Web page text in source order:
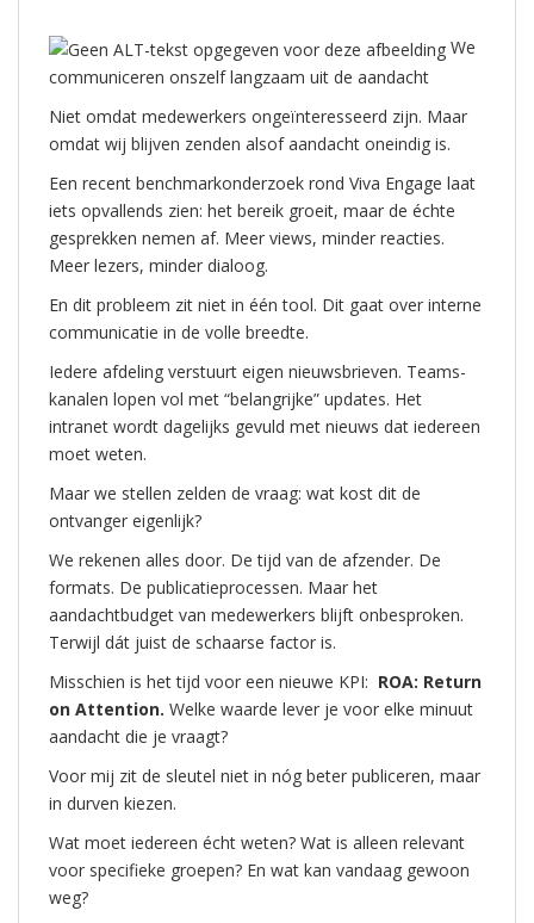
We
communiceren onszelf langzaam uit de aandacht
Niet omdat medewerkers ongeïnteresseerd zijn. Maar
omdat wij blijven zenden alsof aandacht oneindig is.
Een recent benchmarkonderzoek rond Viva Engage laat
iets opvallends zien: het bereik groeit, maar de échte
gesprekken nemen af. Meer views, minder reacties.
Meer lezers, minder dialoog.
En dit probleem zit niet in één tool. Dit gaat over interne
communicatie in de volle breedte.
Iedere afdeling verstuurt eigen nieuwsbrieven. Teams-
kanalen lopen vol met “belangrijke” updates. Het
intranet wordt dagelijks gevuld met nieuws dat iedereen
moet weten.
Maar we stellen zelden de vraag: wat kost dit de
ontvanger eigenlijk?
We rekenen alles door. De tijd van de afzender. De
formats. De publicatieprocessen. Maar het
aandachtbudget van medewerkers blijft onbesproken.
Terwijl dát juist de schaarse factor is.
Misschien is het tijd voor een nieuwe KPI: ROA: Return
on Attention. Welke waarde lever je voor elke minuut
aandacht die je vraagt?
Voor mij zit de sleutel niet in nóg beter publiceren, maar
in durven kiezen.
Wat moet iedereen écht weten? Wat is alleen relevant
voor specifieke groepen? En wat kan vandaag gewoon
weg?